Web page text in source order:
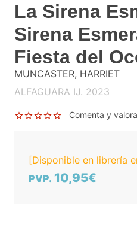
La Sirena
Sirena
Fiesta del
MUNCASTER, HARRIET
ALFAGUARA IJ. 2023
Comenta y
[Disponible en librería
PVP. 10,95€